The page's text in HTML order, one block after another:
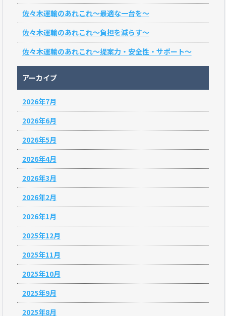
佐々木運輸のあれこれ～最適な一台を～
佐々木運輸のあれこれ～負担を減らす～
佐々木運輸のあれこれ～提案力・安全性・サポート～
アーカイブ
2026年7月
2026年6月
2026年5月
2026年4月
2026年3月
2026年2月
2026年1月
2025年12月
2025年11月
2025年10月
2025年9月
2025年8月